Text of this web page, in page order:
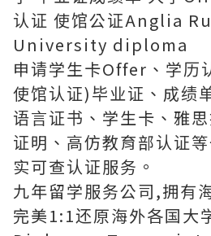
认证 使馆公证Anglia
University diploma
申请学生卡Offer、学历
使馆认证)毕业证、成绩
语言证书、学生卡、雅
证明、高仿教育部认证
实可查认证服务。
九年留学服务公司,拥有
完美1:1还原海外各国大